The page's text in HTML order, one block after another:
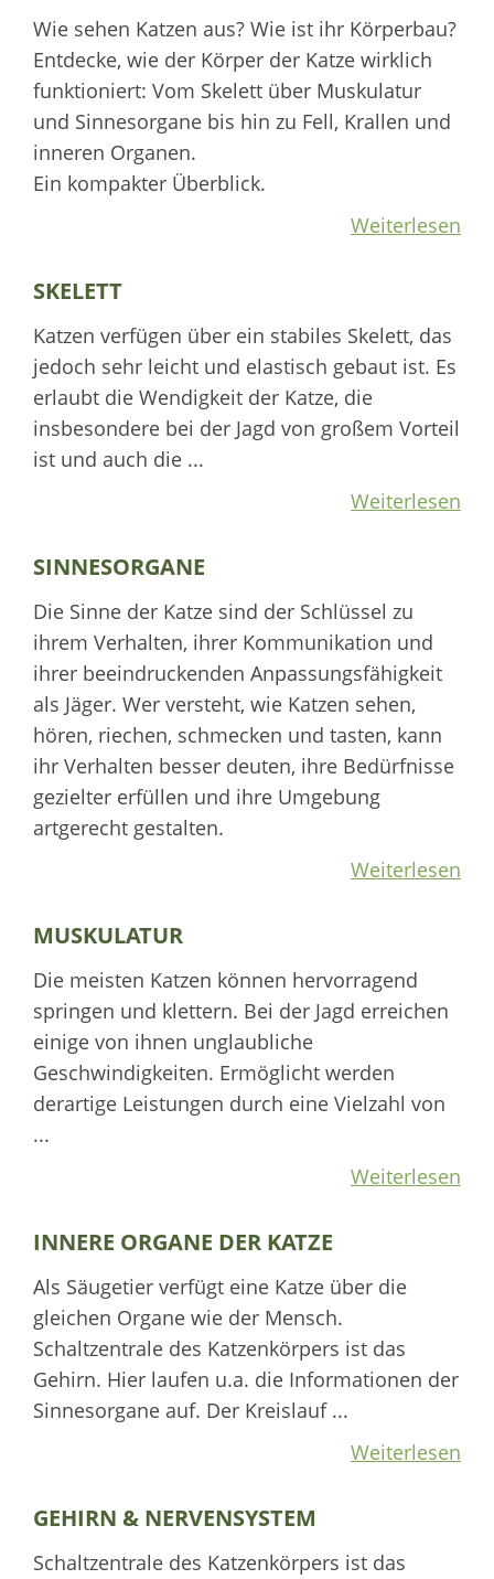
Wie sehen Katzen aus? Wie ist ihr Körperbau?
Entdecke, wie der Körper der Katze wirklich
funktioniert: Vom Skelett über Muskulatur
und Sinnesorgane bis hin zu Fell, Krallen und
inneren Organen.
Ein kompakter Überblick.
Weiterlesen
SKELETT
Katzen verfügen über ein stabiles Skelett, das
jedoch sehr leicht und elastisch gebaut ist. Es
erlaubt die Wendigkeit der Katze, die
insbesondere bei der Jagd von großem Vorteil
ist und auch die ...
Weiterlesen
SINNESORGANE
Die Sinne der Katze sind der Schlüssel zu
ihrem Verhalten, ihrer Kommunikation und
ihrer beeindruckenden Anpassungsfähigkeit
als Jäger. Wer versteht, wie Katzen sehen,
hören, riechen, schmecken und tasten, kann
ihr Verhalten besser deuten, ihre Bedürfnisse
gezielter erfüllen und ihre Umgebung
artgerecht gestalten.
Weiterlesen
MUSKULATUR
Die meisten Katzen können hervorragend
springen und klettern. Bei der Jagd erreichen
einige von ihnen unglaubliche
Geschwindigkeiten. Ermöglicht werden
derartige Leistungen durch eine Vielzahl von
...
Weiterlesen
INNERE ORGANE DER KATZE
Als Säugetier verfügt eine Katze über die
gleichen Organe wie der Mensch.
Schaltzentrale des Katzenkörpers ist das
Gehirn. Hier laufen u.a. die Informationen der
Sinnesorgane auf. Der Kreislauf ...
Weiterlesen
GEHIRN & NERVENSYSTEM
Schaltzentrale des Katzenkörpers ist das